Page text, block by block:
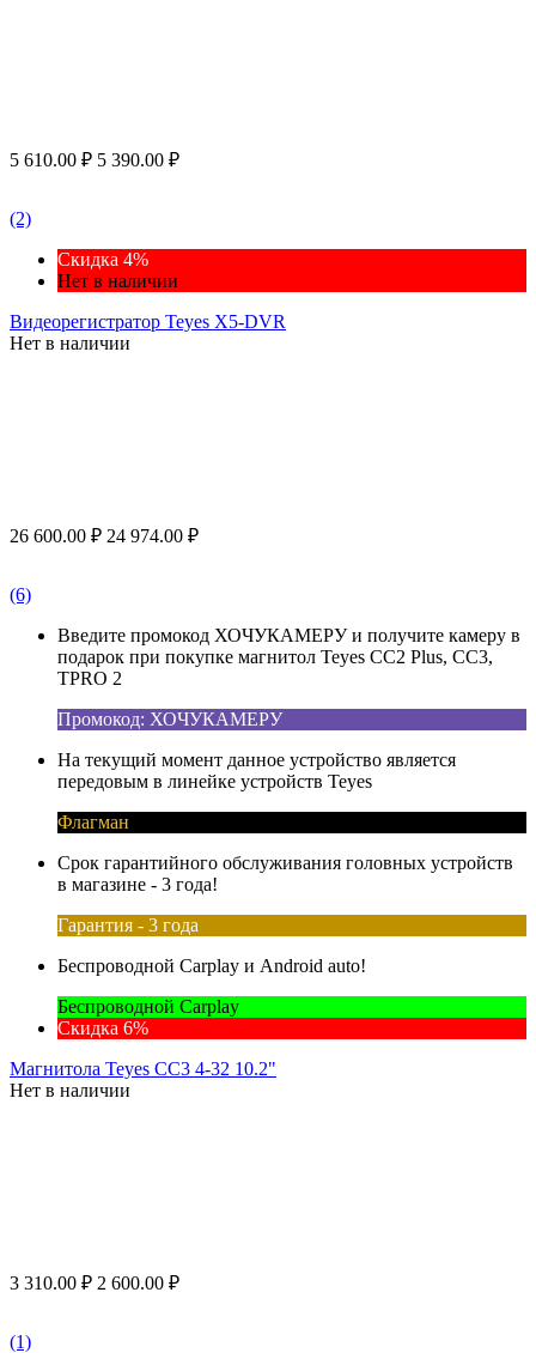
5 610.00 ₽ 5 390.00 ₽
(2)
Скидка 4%
Нет в наличии
Видеорегистратор Teyes X5-DVR
Нет в наличии
26 600.00 ₽ 24 974.00 ₽
(6)
Введите промокод ХОЧУКАМЕРУ и получите камеру в
подарок при покупке магнитол Teyes CC2 Plus, CC3,
TPRO 2
Промокод: ХОЧУКАМЕРУ
На текущий момент данное устройство является
передовым в линейке устройств Teyes
Флагман
Срок гарантийного обслуживания головных устройств
в магазине - 3 года!
Гарантия - 3 года
Беспроводной Carplay и Android auto!
Беспроводной Carplay
Скидка 6%
Магнитола Teyes CC3 4-32 10.2"
Нет в наличии
3 310.00 ₽ 2 600.00 ₽
(1)